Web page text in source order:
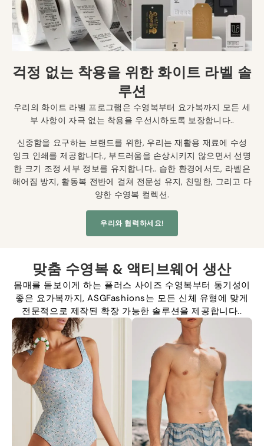
걱정 없는 착용을 위한 화이트 라벨 솔
루션
우리의 화이트 라벨 프로그램은 수영복부터 요가복까지 모든 세
부 사항이 자극 없는 착용을 우선시하도록 보장합니다..
신중함을 요구하는 브랜드를 위한, 우리는 재활용 재료에 수성
잉크 인쇄를 제공합니다., 부드러움을 손상시키지 않으면서 선명
한 크기 조정 세부 정보를 유지합니다.. 습한 환경에서도, 라벨은
해어짐 방지, 활동복 전반에 걸쳐 전문성 유지, 친밀한, 그리고 다
양한 수영복 컬렉션.
우리와 협력하세요!
맞춤 수영복 & 액티브웨어 생산
몸매를 돋보이게 하는 플러스 사이즈 수영복부터 통기성이
좋은 요가복까지, ASGFashions는 모든 신체 유형에 맞게
전문적으로 제작된 확장 가능한 솔루션을 제공합니다..